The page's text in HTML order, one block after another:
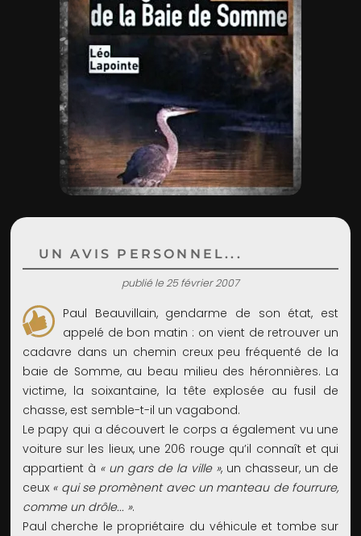
UN AVIS PERSONNEL...
publié le 25 février 2007
Paul Beauvillain, gendarme de son état, est
appelé de bon matin : on vient de retrouver un
cadavre dans un chemin creux peu fréquenté de la
baie de Somme, au beau milieu des héronnières. La
victime, la soixantaine, la tête explosée au fusil de
chasse, est semble-t-il un vagabond.
Le papy qui a découvert le corps a également vu une
voiture sur les lieux, une 206 rouge qu’il connaît et qui
appartient à « un gars de la ville », un chasseur, un de
ceux « qui se promènent avec un manteau de fourrure,
comme un drôle... ».
Paul cherche le propriétaire du véhicule et tombe sur